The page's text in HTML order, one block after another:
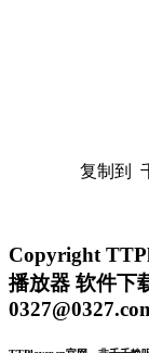
复制到
Copyright
播放器 软件下